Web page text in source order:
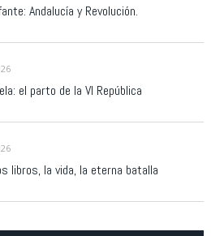
Andalucía y Revolución.
el parto de la VI República
libros, la vida, la eterna batalla